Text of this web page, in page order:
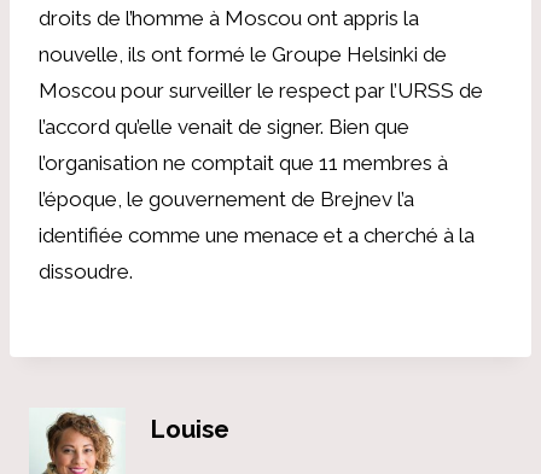
droits de l’homme à Moscou ont appris la
nouvelle, ils ont formé le Groupe Helsinki de
Moscou pour surveiller le respect par l’URSS de
l’accord qu’elle venait de signer. Bien que
l’organisation ne comptait que 11 membres à
l’époque, le gouvernement de Brejnev l’a
identifiée comme une menace et a cherché à la
dissoudre.
Louise